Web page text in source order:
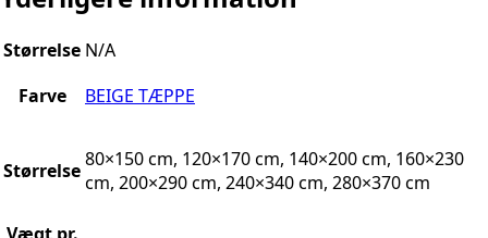
Størrelse N/A
Farve
BEIGE TÆPPE
Størrelse80×150 cm, 120×170 cm, 140×200 cm, 160×230
cm, 200×290 cm, 240×340 cm, 280×370 cm